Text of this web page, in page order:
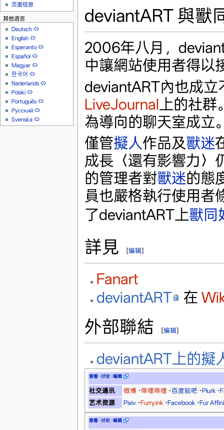
deviantART 與獸
2006年八月，
中讓網站使用者得以
deviantART內也成立
LiveJournal 上的社
為導向的聊天室成立
僅管擬人作品及獸迷
成長〈還有影響力〉
的管理者對獸迷的態
員也嚴格執行使用者
了deviantART上獸同
詳見 [编辑]
Fanart
deviantART
在
外部聯結 [编辑]
deviantART上的擬
查看·讨论·编辑
社交通讯 微博 ·哔哩哔哩 ·百度贴吧 ·Plurk·
艺术资源
Pixiv·Furry.ink·Facebook·Fur
查看·讨论·编辑
页面信息
其他语言
Deutsch ⇔
English ⇔
Esperanto ⇔
Español ⇔
Magyar ⇔
한국어 ⇔
Nederlands ⇔
Polski ⇔
Português ⇔
Русский ⇔
Svenska ⇔